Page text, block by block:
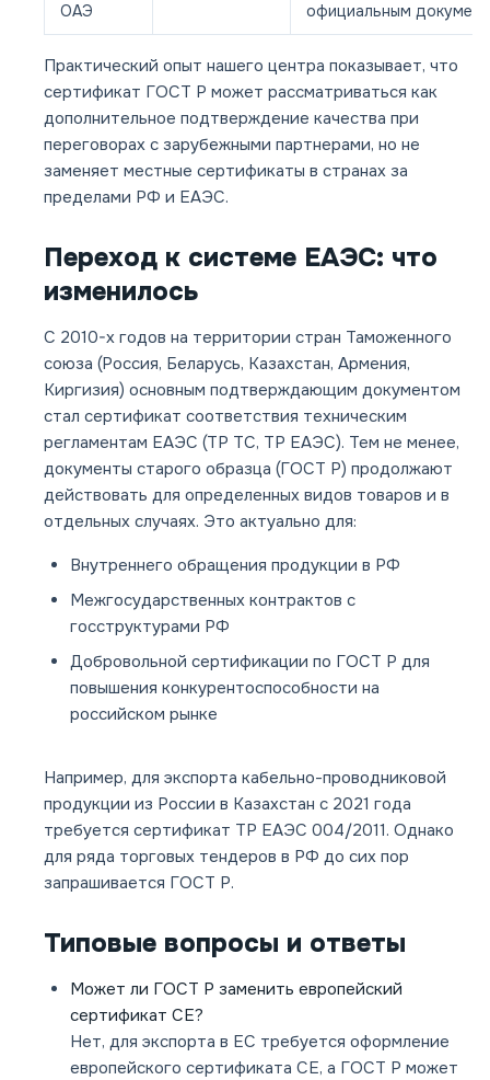
ОАЭ
официальным
Практический опыт нашего центра показывает, что
сертификат ГОСТ Р может рассматриваться как
дополнительное подтверждение качества при
переговорах с зарубежными партнерами, но не
заменяет местные сертификаты в странах за
пределами РФ и ЕАЭС.
Переход к системе ЕАЭС: что
изменилось
С 2010-х годов на территории стран Таможенного
союза (Россия, Беларусь, Казахстан, Армения,
Киргизия) основным подтверждающим документом
стал сертификат соответствия техническим
регламентам ЕАЭС (ТР ТС, ТР ЕАЭС). Тем не менее,
документы старого образца (ГОСТ Р) продолжают
действовать для определенных видов товаров и в
отдельных случаях. Это актуально для:
Внутреннего обращения продукции в РФ
Межгосударственных контрактов с
госструктурами РФ
Добровольной сертификации по ГОСТ Р для
повышения конкурентоспособности на
российском рынке
Например, для экспорта кабельно-проводниковой
продукции из России в Казахстан с 2021 года
требуется сертификат ТР ЕАЭС 004/2011. Однако
для ряда торговых тендеров в РФ до сих пор
запрашивается ГОСТ Р.
Типовые вопросы и ответы
Может ли ГОСТ Р заменить европейский
сертификат CE?
Нет, для экспорта в ЕС требуется оформление
европейского сертификата CE, а ГОСТ Р может